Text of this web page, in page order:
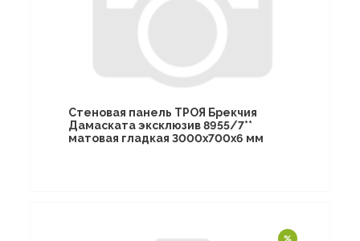
Стеновая панель ТРОЯ Брекчия
Дамаската эксклюзив 8955/7**
матовая гладкая 3000х700х6 мм